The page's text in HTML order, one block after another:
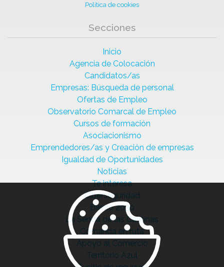
Política de cookies
Secciones
Inicio
Agencia de Colocación
Candidatos/as
Empresas: Búsqueda de personal
Ofertas de Empleo
Observatorio Comarcal de Empleo
Cursos de formación
Asociacionismo
Emprendedores/as y Creación de empresas
Igualdad de Oportunidades
Noticias
Te interesa
Ciberseguridad
Bierzo 2030
La Senda de las Cantinas
Comanda en ruta
Apoyo al Comercio
Territorio Azul